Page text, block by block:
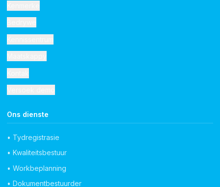
Ons dienste
• Tydregistrasie
• Kwaliteitsbestuur
• Workbeplanning
• Dokumentbestuurder